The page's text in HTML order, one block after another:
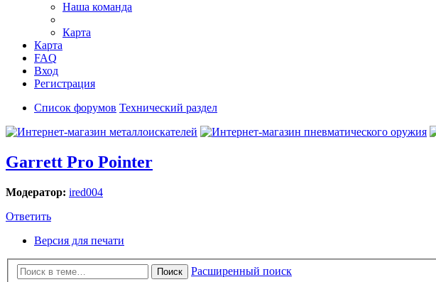
Наша команда
Карта
Карта
FAQ
Вход
Регистрация
Список форумов Технический раздел
Garrett Pro Pointer
Модератор: ired004
Ответить
Версия для печати
Поиск
Расширенный поиск